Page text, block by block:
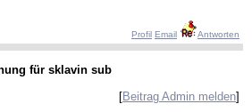
Profil Email Antworten
für sklavin sub
[Beitrag Admin melden]